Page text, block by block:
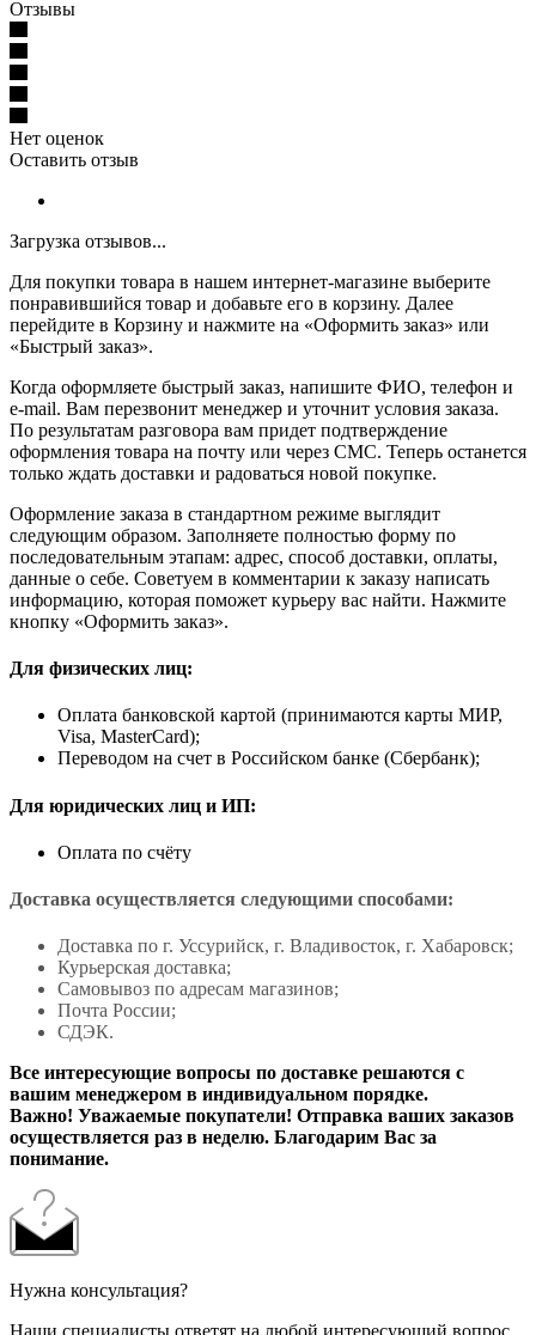
Отзывы
Нет оценок
Оставить отзыв
Загрузка отзывов...
Для покупки товара в нашем интернет-магазине выберите
понравившийся товар и добавьте его в корзину. Далее
перейдите в Корзину и нажмите на «Оформить заказ» или
«Быстрый заказ».
Когда оформляете быстрый заказ, напишите ФИО, телефон и
e-mail. Вам перезвонит менеджер и уточнит условия заказа.
По результатам разговора вам придет подтверждение
оформления товара на почту или через СМС. Теперь останется
только ждать доставки и радоваться новой покупке.
Оформление заказа в стандартном режиме выглядит
следующим образом. Заполняете полностью форму по
последовательным этапам: адрес, способ доставки, оплаты,
данные о себе. Советуем в комментарии к заказу написать
информацию, которая поможет курьеру вас найти. Нажмите
кнопку «Оформить заказ».
Для физических лиц:
Оплата банковской картой (принимаются карты МИР,
Visa, MasterCard);
Переводом на счет в Российском банке (Сбербанк);
Для юридических лиц и ИП:
Оплата по счёту
Доставка осуществляется следующими способами:
Доставка по г. Уссурийск, г. Владивосток, г. Хабаровск;
Курьерская доставка;
Самовывоз по адресам магазинов;
Почта России;
СДЭК.
Все интересующие вопросы по доставке решаются с
вашим менеджером в индивидуальном порядке.
Важно! Уважаемые покупатели! Отправка ваших заказов
осуществляется раз в неделю. Благодарим Вас за
понимание.
Нужна консультация?